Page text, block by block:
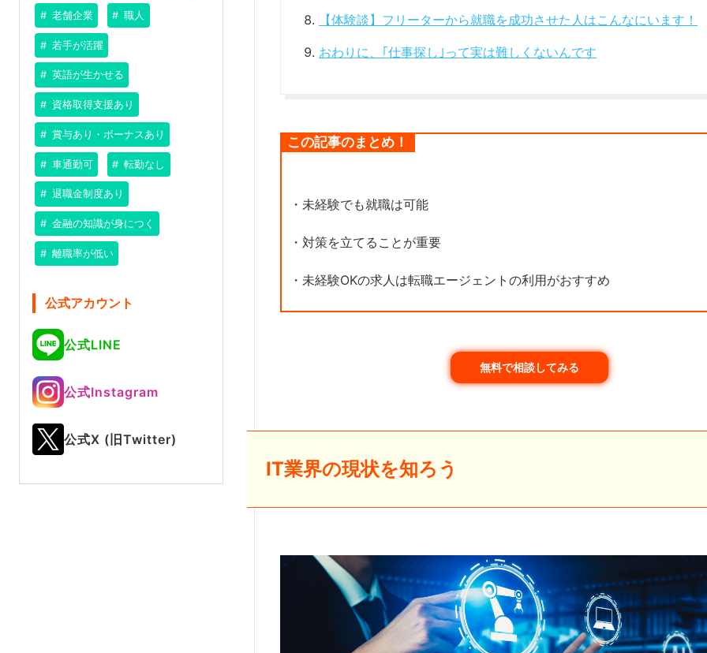
老舗企業 職人
若手が活躍
英語が生かせる
資格取得支援あり
賞与あり・ボーナスあり
車通勤可 転勤なし
退職金制度あり
金融の知識が身につく
離職率が低い
公式アカウント
公式LINE
公式Instagram
公式X (旧Twitter)
【体験談】フリーターから就職を成功させた人はこんなにいます！
おわりに、｢仕事探し｣って実は難しくないんです
この記事のまとめ！
・未経験でも就職は可能
・対策を立てることが重要
・未経験OKの求人は転職エージェントの利用がおすすめ
無料で相談してみる
IT業界の現状を知ろう